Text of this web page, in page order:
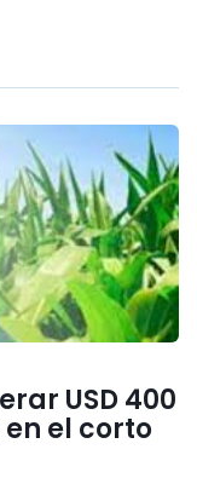
USD 400
el corto